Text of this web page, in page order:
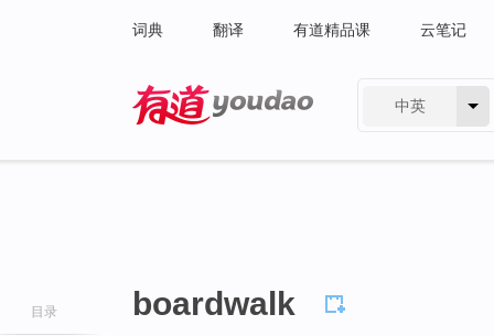
词典 翻译 有道精品课 云笔记
中英
目录 boardwalk